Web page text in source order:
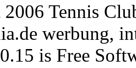
Tennis
werbung,
is Free